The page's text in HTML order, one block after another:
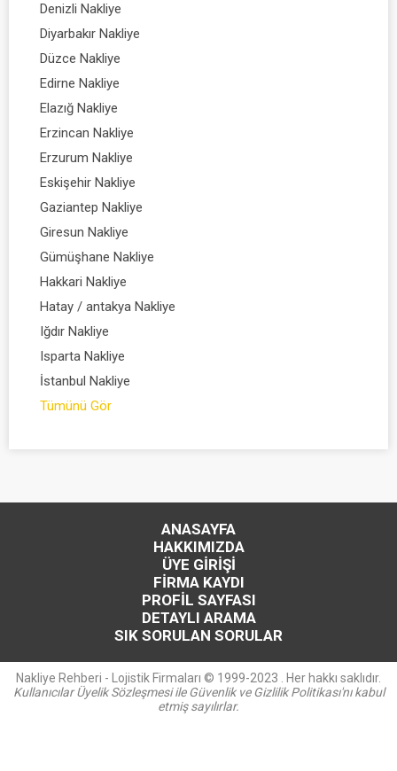
Denizli Nakliye
Diyarbakır Nakliye
Düzce Nakliye
Edirne Nakliye
Elazığ Nakliye
Erzincan Nakliye
Erzurum Nakliye
Eskişehir Nakliye
Gaziantep Nakliye
Giresun Nakliye
Gümüşhane Nakliye
Hakkari Nakliye
Hatay / antakya Nakliye
Iğdır Nakliye
Isparta Nakliye
İstanbul Nakliye
Tümünü Gör
ANASAYFA
HAKKIMIZDA
ÜYE GİRİŞİ
FİRMA KAYDI
PROFİL SAYFASI
DETAYLI ARAMA
SIK SORULAN SORULAR
Nakliye Rehberi - Lojistik Firmaları © 1999-2023 . Her hakkı saklıdır.
Kullanıcılar Üyelik Sözleşmesi ile Güvenlik ve Gizlilik Politikası'nı kabul
etmiş sayılırlar.